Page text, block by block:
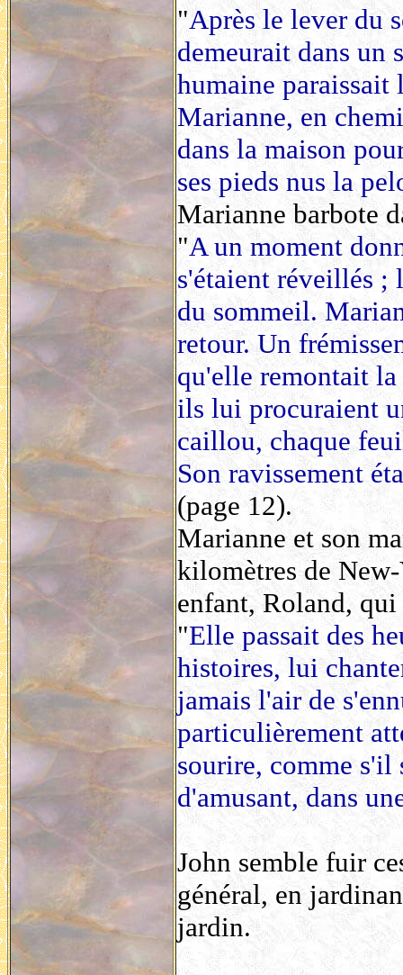
"Après le lever du
demeurait dans un
humaine paraissait
Marianne, en
dans la maison
ses pieds nus la
Marianne barbote
"A un moment
s'étaient réveillés ;
du sommeil.
retour. Un
qu'elle remontait
ils lui procuraient
caillou, chaque
Son ravissement
(page 12).
Marianne et son
kilomètres de
enfant, Roland,
"Elle passait des
histoires, lui
jamais l'air de
particulièrement
sourire, comme s'il
d'amusant, dans
John semble fuir
général, en
jardin.